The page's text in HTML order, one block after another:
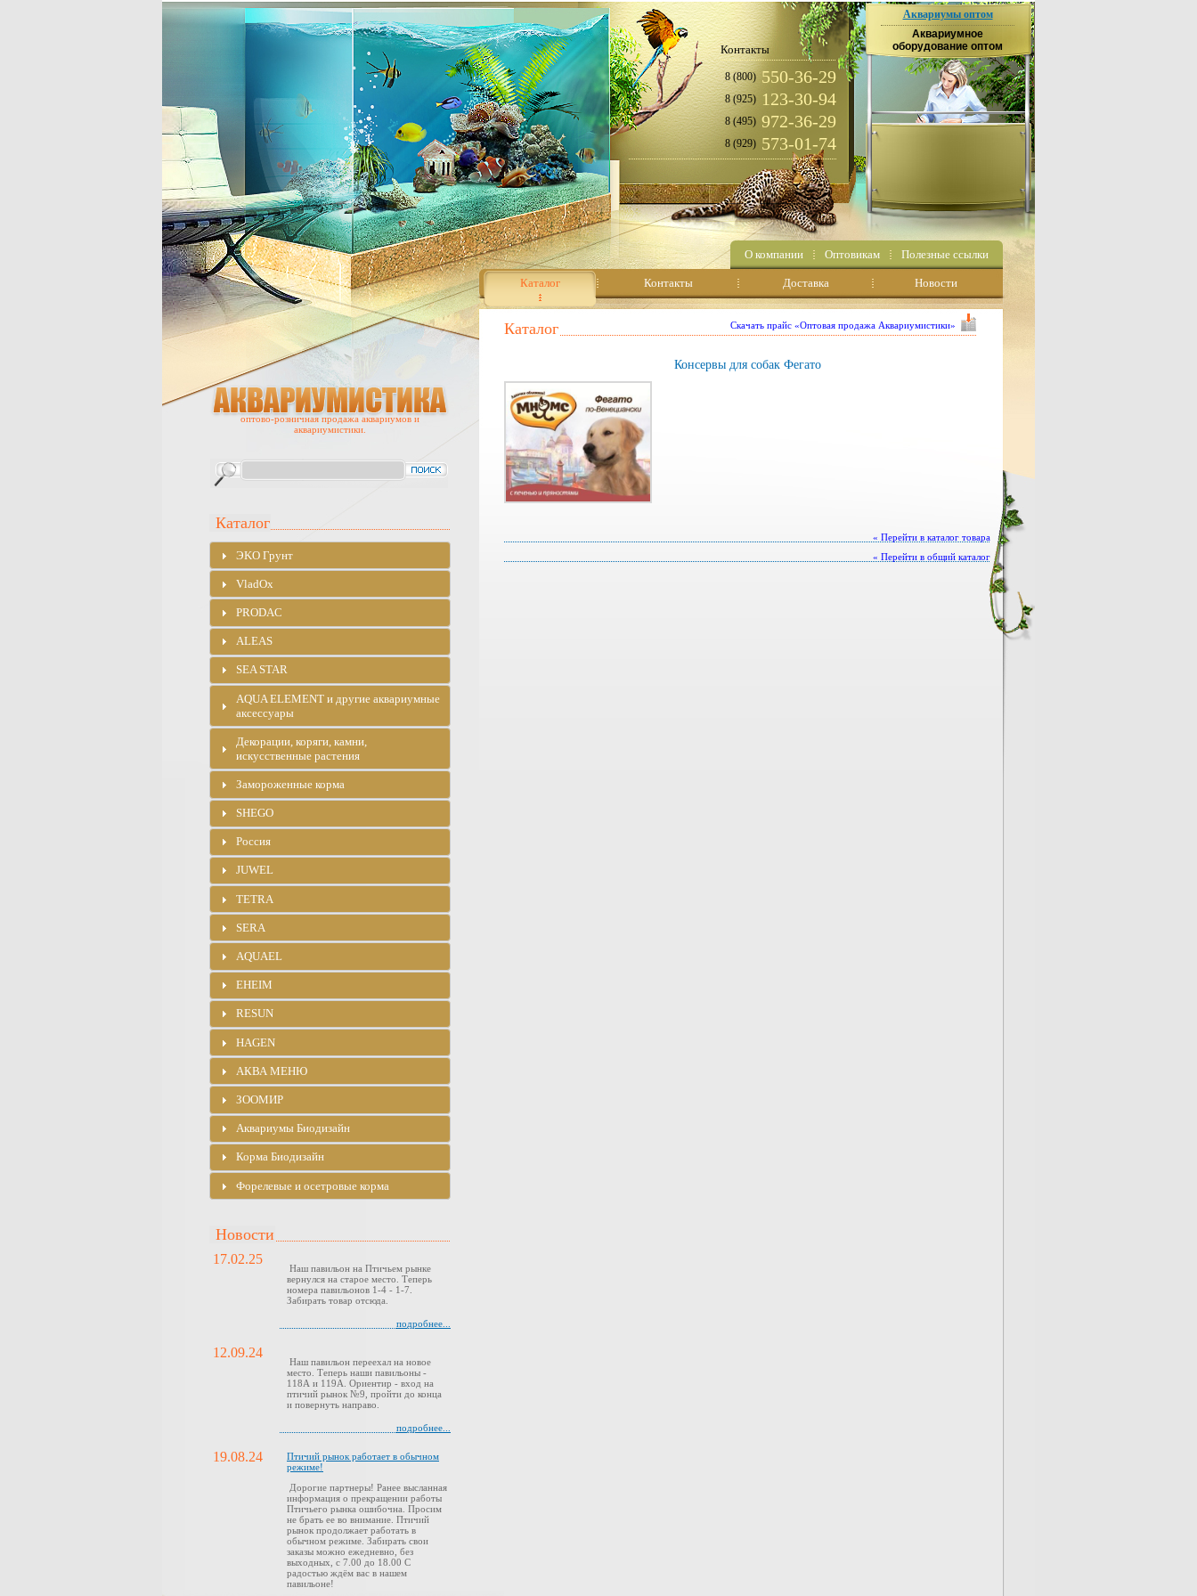
Контакты
8 (800) 550-36-29
8 (925) 123-30-94
8 (495) 972-36-29
8 (929) 573-01-74
Аквариумы оптом
Аквариумное
оборудование оптом
О компании Оптовикам Полезные ссылки
Каталог Контакты Доставка Новости
Каталог Скачать прайс «Оптовая продажа Аквариумистики»
Консервы для собак Фегато
« Перейти в каталог товара
« Перейти в общий каталог
оптово-розничная продажа аквариумов и
аквариумистики.
Каталог
ЭKO Грунт
VladOx
PRODAC
ALEAS
SEA STAR
AQUA ELEMENT и другие аквариумные
аксессуары
Декорации, коряги, камни,
искусственные растения
Замороженные корма
SHEGO
Россия
JUWEL
TETRA
SERA
AQUAEL
EHEIM
RESUN
HAGEN
АКВА МЕНЮ
ЗООМИР
Аквариумы Биодизайн
Корма Биодизайн
Форелевые и осетровые корма
Новости
17.02.25
Наш павильон на Птичьем рынке
вернулся на старое место. Теперь
номера павильонов 1-4 - 1-7.
Забирать товар отсюда.
подробнее...
12.09.24
Наш павильон переехал на новое
место. Теперь наши павильоны -
118А и 119А. Ориентир - вход на
птичий рынок №9, пройти до конца
и повернуть направо.
подробнее...
19.08.24
Птичий рынок работает в обычном
режиме!
Дорогие партнеры! Ранее высланная
информация о прекращении работы
Птичьего рынка ошибочна. Просим
не брать ее во внимание. Птичий
рынок продолжает работать в
обычном режиме. Забирать свои
заказы можно ежедневно, без
выходных, с 7.00 до 18.00 С
радостью ждём вас в нашем
павильоне!